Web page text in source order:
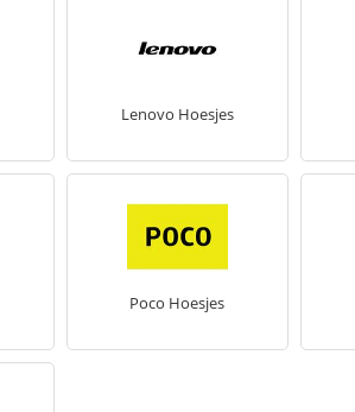
Lenovo Hoesjes
Poco Hoesjes